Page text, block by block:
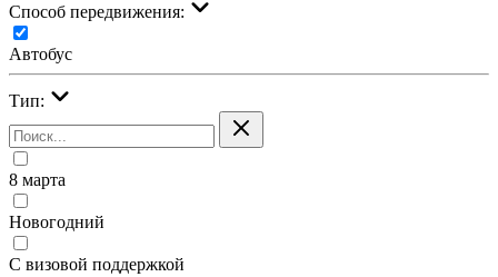
Cпособ передвижения:
Автобус
Тип:
8 марта
Новогодний
С визовой поддержкой